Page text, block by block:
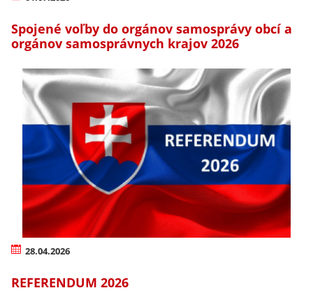
Spojené voľby do orgánov samosprávy obcí a
orgánov samosprávnych krajov 2026
28.04.2026
REFERENDUM 2026